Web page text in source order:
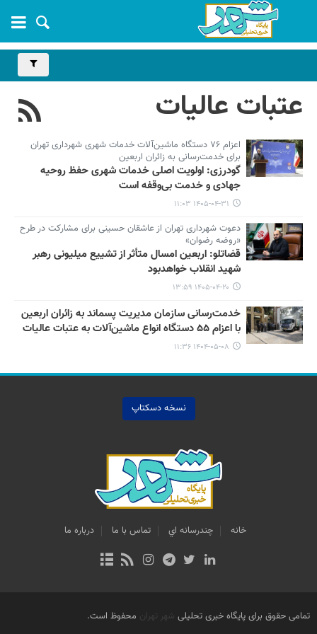
عتبات عالیات
اعزام ۷۶ دستگاه ماشین‌آلات خدمات شهری شهرداری تهران
برای خدمت‌رسانی به زائران اربعین
گودرزی: اولویت اصلی خدمات شهری حفظ روحیه
جهادی و خدمت بی‌وقفه است
۱۴۰۵-۰۴-۳۱ ۱۱:۰۳
دعوت شهرداری تهران از عاشقان حسینی برای مشارکت در طرح
«روضه رضوان»
قضاتلو: اربعین امسال متأثر از تشییع میلیونی رهبر
شهید انقلاب خواهدبود
۱۴۰۵-۰۴-۲۰ ۱۳:۵۹
خدمت‌رسانی سازمان مدیریت پسماند به زائران اربعین
با اعزام ۵۵ دستگاه انواع ماشین‌آلات به عتبات عالیات
۱۴۰۴-۰۵-۰۸ ۱۱:۳۶
نسخه دسکتاپ
خانه چندرسانه اي تماس با ما درباره ما
تمامی حقوق برای پایگاه خبری تحلیلی شهر تهران محفوظ است.